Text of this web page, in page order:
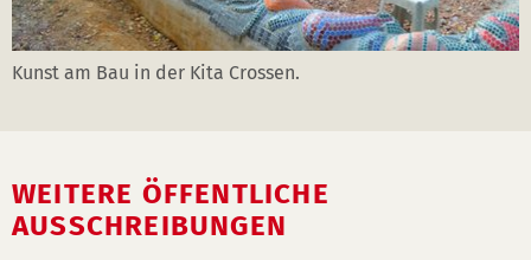
Kunst am Bau in der Kita Crossen.
WEITERE ÖFFENTLICHE
AUSSCHREIBUNGEN